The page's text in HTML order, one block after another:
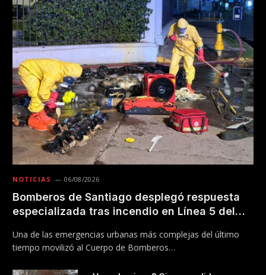
NOTICIAS 06/08/2026
Bomberos de Santiago desplegó respuesta
especializada tras incendio en Línea 5 del
Una de las emergencias urbanas más complejas del último
tiempo movilizó al Cuerpo de Bomberos…